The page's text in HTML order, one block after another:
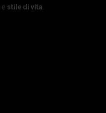
e stile di vita